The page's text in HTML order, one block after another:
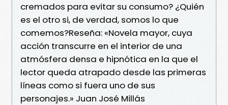
cremados para evitar su consumo? ¿Quién
es el otro si, de verdad, somos lo que
comemos?Reseña: «Novela mayor, cuya
acción transcurre en el interior de una
atmósfera densa e hipnótica en la que el
lector queda atrapado desde las primeras
líneas como si fuera uno de sus
personajes.» Juan José Millás